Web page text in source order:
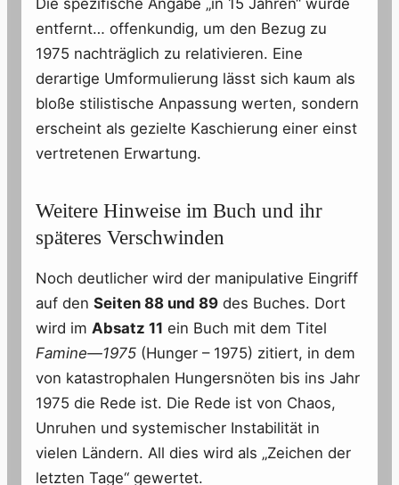
Die spezifische Angabe „in 15 Jahren“ wurde
entfernt… offenkundig, um den Bezug zu
1975 nachträglich zu relativieren. Eine
derartige Umformulierung lässt sich kaum als
bloße stilistische Anpassung werten, sondern
erscheint als gezielte Kaschierung einer einst
vertretenen Erwartung.
Weitere Hinweise im Buch und ihr
späteres Verschwinden
Noch deutlicher wird der manipulative Eingriff
auf den Seiten 88 und 89 des Buches. Dort
wird im Absatz 11 ein Buch mit dem Titel
Famine—1975 (Hunger – 1975) zitiert, in dem
von katastrophalen Hungersnöten bis ins Jahr
1975 die Rede ist. Die Rede ist von Chaos,
Unruhen und systemischer Instabilität in
vielen Ländern. All dies wird als „Zeichen der
letzten Tage“ gewertet.